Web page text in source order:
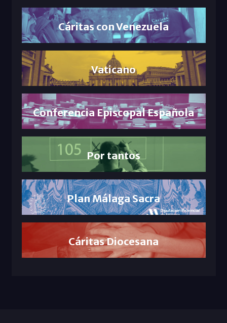
Cáritas con Venezuela
Vaticano
Conferencia Episcopal Española
Por tantos
Plan Málaga Sacra
Cáritas Diocesana